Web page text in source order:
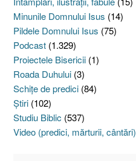
Minunile Domnului Isus (14)
Pildele Domnului Isus (75)
Podcast (1.329)
Proiectele Bisericii (1)
Roada Duhului (3)
Schiţe de predici (84)
Ştiri (102)
Studiu Biblic (537)
Video (predici, mărturii, cântări)